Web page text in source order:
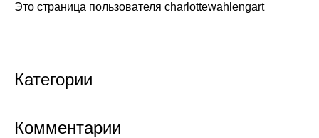
Это страница пользователя charlottewahlengart
Категории
Комментарии